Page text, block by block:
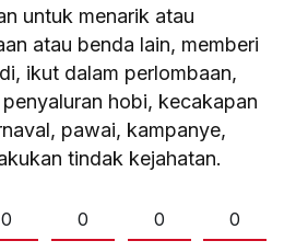
untuk menarik atau
atau benda lain, memberi
ikut dalam perlombaan,
hobi, kecakapan
pawai, kampanye,
tindak kejahatan.
0 0 0 0